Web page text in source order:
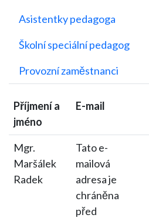
Asistentky pedagoga
Školní speciální pedagog
Provozní zaměstnanci
Příjmení a
jméno
E-mail
Mgr.
Maršálek
Radek
Tato e-
mailová
adresa je
chráněna
před